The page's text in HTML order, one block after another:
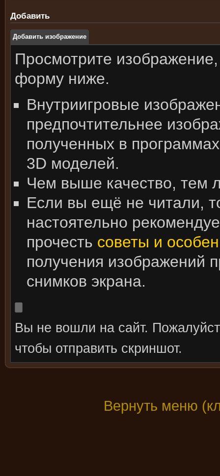
Добавить
Добавить изображение
Просмотрите изображение,
форму ниже.
Внутриигровые
предпочтительнее
полученных в
3D моделей.
Чем выше качество, тем
Если вы ещё не читали,
настоятельно
прочесть советы и
получения изображений
снимков экрана.
Вы не вошли на сайт.
чтобы отправить скриншот.
Вернуть меню